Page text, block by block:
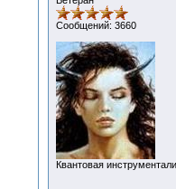
Сообщений: 3660
Квантовая